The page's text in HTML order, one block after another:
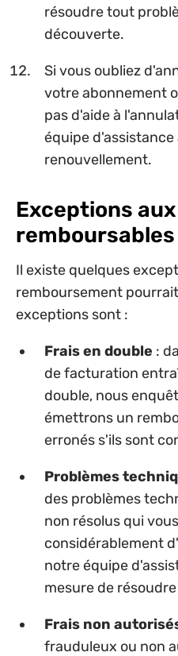
résoudre tout
découverte.
Si vous oubliez
votre abonnement
pas d'aide à
équipe
renouvellement.
Exceptions
remboursables
Il existe quelques
remboursement
exceptions sont :
Frais en double :
de facturation
double, nous
émettrons un
erronés s'ils sont
Problèmes
des problèmes
non résolus qui
considérablement
notre équipe
mesure de
Frais non
frauduleux ou non